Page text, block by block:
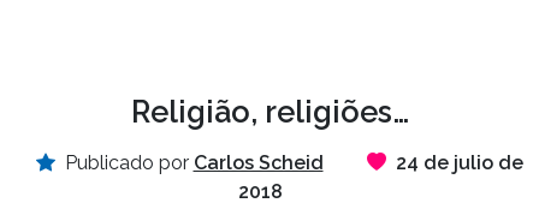
Religião, religiões…
Publicado por Carlos Scheid
24 de julio de
2018